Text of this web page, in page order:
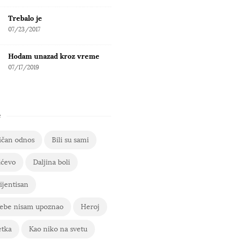
Trebalo je
07/23/2017
Hodam unazad kroz vreme
07/17/2019
odnos Bili su sami
Daljina boli
nisam upoznao Heroj
Kao niko na svetu